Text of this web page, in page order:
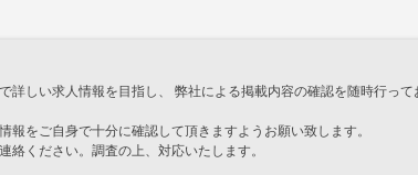
しい求人情報を目指し、 弊社による掲載内容の確認を随時行っ
をご自身で十分に確認して頂きますようお願い致します。
ください。調査の上、対応いたします。